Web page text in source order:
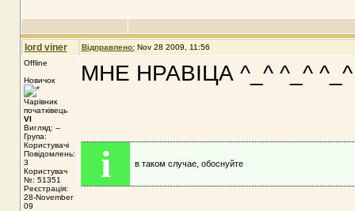
lord viner Відправлено: Nov 28 2009, 11:56
Offline
Новичок
Чарівник
початківець
VI
Вигляд: --
Група:
Користувачі
Повідомлень:
3
Користувач
№: 51351
Реєстрація:
28-November
09
МНЕ НРАВІЦА ^_^ ^_^ ^_^
i в таком случае, обоснуйте